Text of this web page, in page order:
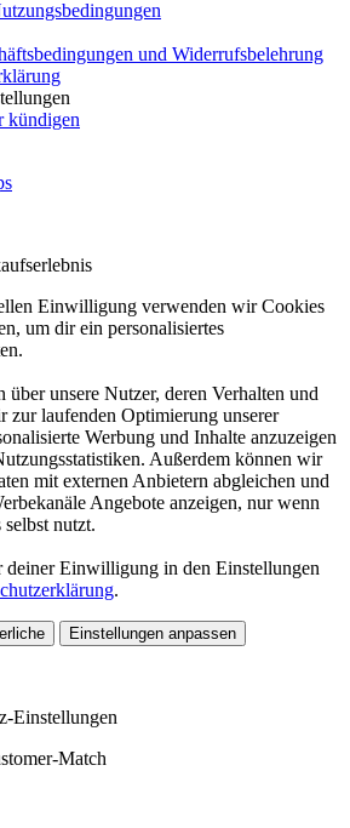
und Widerrufsbelehrung
kündigen
Einwilligung verwenden wir Cookies
um dir ein personalisiertes
über unsere Nutzer, deren Verhalten und
zur laufenden Optimierung unserer
Werbung und Inhalte anzuzeigen
Außerdem können wir
mit externen Anbietern abgleichen und
Angebote anzeigen, nur wenn
nutzt.
Einwilligung in den Einstellungen
.
Einstellungen anpassen
Einstellungen
Match